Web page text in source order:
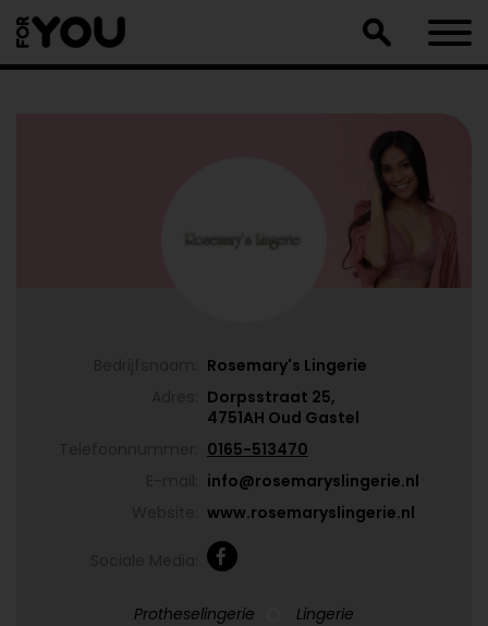
naar
artikel
Rosemary's Lingerie
Dorpsstraat 25,
4751AH Oud Gastel
0165-513470
info@rosemaryslingerie.nl
www.rosemaryslingerie.nl
Protheselingerie Lingerie